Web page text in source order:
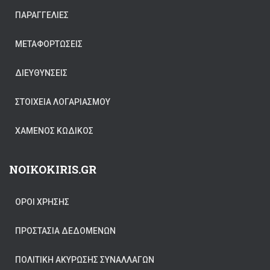
ΠΑΡΑΓΓΕΛΊΕΣ
ΜΕΤΑΦΟΡΤΏΣΕΙΣ
ΔΙΕΥΘΎΝΣΕΙΣ
ΣΤΟΙΧΕΊΑ ΛΟΓΑΡΙΑΣΜΟΎ
ΧΑΜΈΝΟΣ ΚΩΔΙΚΌΣ
NOIKOKIRIS.GR
ΟΡΟΙ ΧΡΗΣΗΣ
ΠΡΟΣΤΑΣΊΑ ΔΕΔΟΜΈΝΩΝ
ΠΟΛΙΤΙΚΉ ΑΚΎΡΩΣΗΣ ΣΥΝΑΛΛΑΓΏΝ